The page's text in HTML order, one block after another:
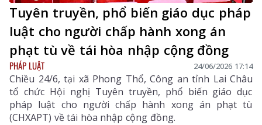
Tuyên truyền, phổ biến giáo dục pháp
luật cho người chấp hành xong án
phạt tù về tái hòa nhập cộng đồng
PHÁP LUẬT 24/06/2026 17:14
Chiều 24/6, tại xã Phong Thổ, Công an tỉnh Lai Châu
tổ chức Hội nghị Tuyên truyền, phổ biến giáo dục
pháp luật cho người chấp hành xong án phạt tù
(CHXAPT) về tái hòa nhập cộng đồng.